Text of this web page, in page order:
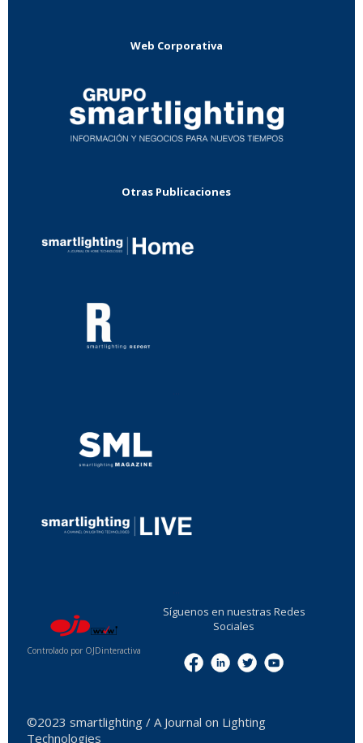
Web Corporativa
Otras Publicaciones
Controlado por OJDinteractiva
Síguenos en nuestras Redes
Sociales
©2023 smartlighting / A Journal on Lighting
Technologies